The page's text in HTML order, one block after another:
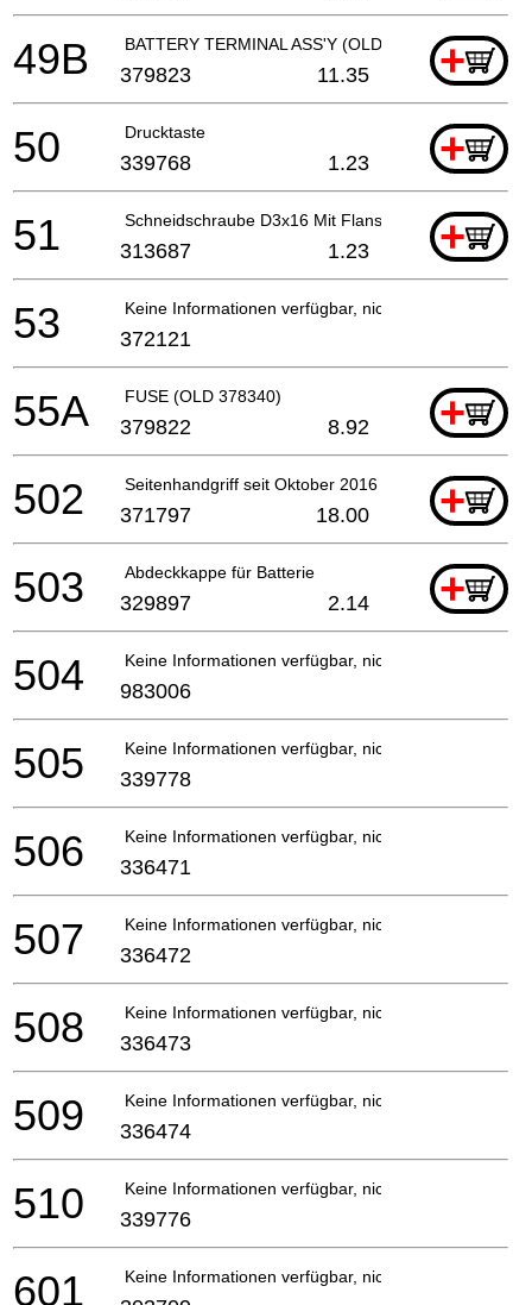
BATTERY TERMINAL ASS'Y (OLD 378339)+
49B 379823 11.35
Drucktaste +
50 339768 1.23
Schneidschraube D3x16 Mit Flansch (schwarz) Dv18d
+
51 313687 1.23
Keine Informationen verfügbar, nicht bestellbar
53 372121
FUSE (OLD 378340) +
55A 379822 8.92
Seitenhandgriff seit Oktober 2016 +
502 371797 18.00
Abdeckkappe für Batterie +
503 329897 2.14
Keine Informationen verfügbar, nicht bestellbar
504 983006
Keine Informationen verfügbar, nicht bestellbar
505 339778
Keine Informationen verfügbar, nicht bestellbar
506 336471
Keine Informationen verfügbar, nicht bestellbar
507 336472
Keine Informationen verfügbar, nicht bestellbar
508 336473
Keine Informationen verfügbar, nicht bestellbar
509 336474
Keine Informationen verfügbar, nicht bestellbar
510 339776
Keine Informationen verfügbar, nicht bestellbar
601